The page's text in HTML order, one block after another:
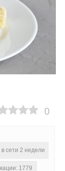
0
в сети 2 недели
1779